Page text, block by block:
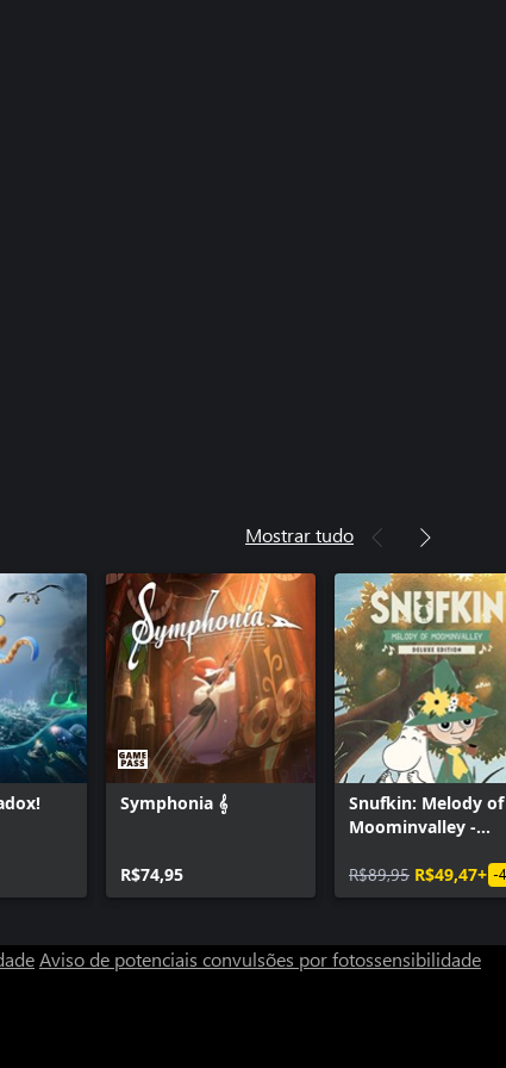
Mostrar tudo
Symphonia 𝄞
R$74,95
Snufkin: Melody of
Moominvalley -
R$89,95 R$49,47+ -
Aviso de potenciais convulsões por fotossensibilidade